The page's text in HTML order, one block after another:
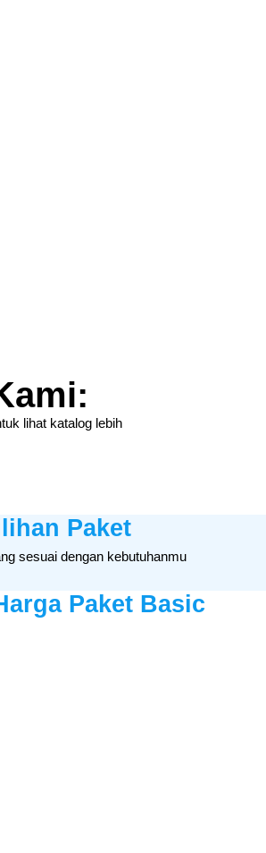
lihat katalog lebih
Paket
sesuai dengan kebutuhanmu
Paket Basic